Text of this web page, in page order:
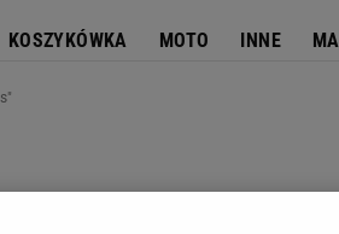
KOSZYKÓWKA MOTO INNE